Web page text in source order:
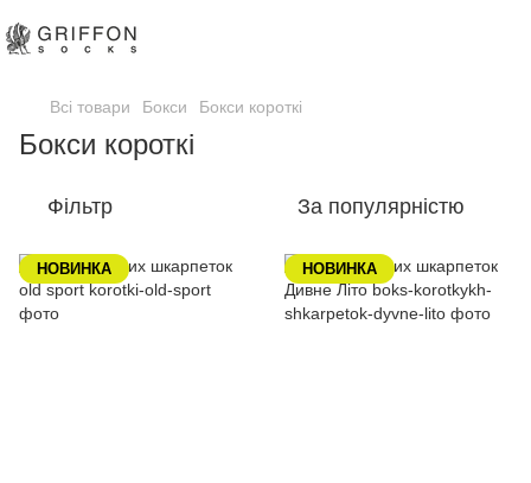
Всі товари Бокси Бокси короткі
Бокси короткі
Фільтр За популярністю
НОВИНКА НОВИНКА